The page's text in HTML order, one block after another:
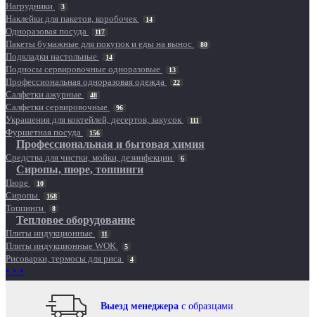
Нагрудники 3
Наклейки для пакетов, коробочек 14
Одноразовая посуда 117
Пакеты бумажные для покупок и еды на вынос 80
Подкладки настольные 14
Подносы сервировочные одноразовые 13
Профессиональная одноразовая одежда 22
Салфетки ажурные 48
Салфетки сервировочные 96
Украшения для коктейлей, десертов, закусок 111
Фуршетная посуда 156
Профессиональная и бытовая химия
Средства для чистки, мойки, дезинфекции 6
Сиропы, пюре, топпинги
Пюре 10
Сиропы 168
Топпинги 8
Тепловое оборудование
Плиты индукционные 11
Плиты индукционные WOK 5
Рисоварки, термосы для риса 4
• • •
Выезд менеджера с образцами